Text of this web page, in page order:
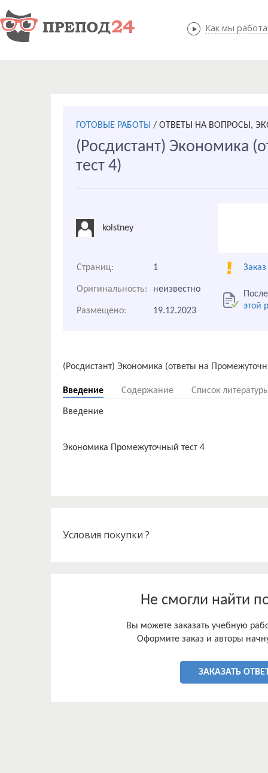
Как мы
Как мы
ГОТОВЫЕ РАБОТЫ / ОТВЕТЫ НА ВОПРОСЫ,
(Росдистант) Экономика
тест 4)
kolstney
Страниц: 1
Оригинальность: неизвестно
этой
Размещено: 19.12.2023
Введение Содержание Список
Введение
Условия покупки ?
Не смогли найти
Вы можете заказать учебную
Оформите заказ и авторы
ЗАКАЗАТЬ